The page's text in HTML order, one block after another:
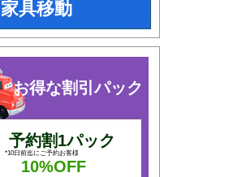
家具移動
お得な割引パック
予約割1パック
*10日前迄にご予約お客様
10%OFF